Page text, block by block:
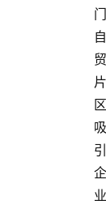
门
自
贸
片
区
吸
引
企
业